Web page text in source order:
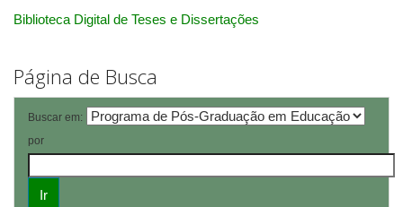
Biblioteca Digital de Teses e Dissertações
Página de Busca
Buscar em:
por